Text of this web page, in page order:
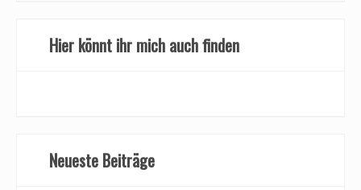
Hier könnt ihr mich auch finden
Neueste Beiträge